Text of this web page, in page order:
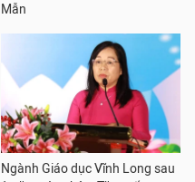
Mẫn
Ngành Giáo dục Vĩnh Long sau